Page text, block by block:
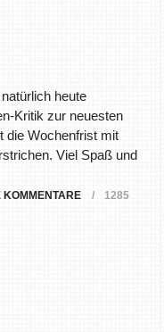
heute
Kritik zur neuesten
die Wochenfrist mit
Viel Spaß und
KOMMENTARE
1285